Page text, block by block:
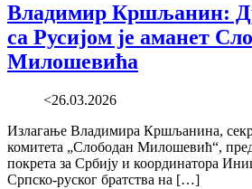
Владимир Кршљанин:
са Русијом је аманет
Милошевића
<26.03.2026
Излагање Владимира Кршљанина,
комитета „Слободан Милошевић“,
покрета за Србију и координатора
Српско-руског братства на […]